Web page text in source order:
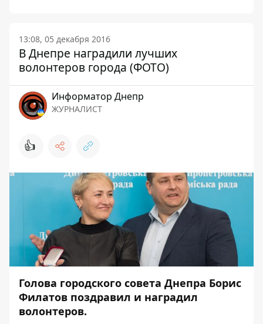
13:08, 05 декабря 2016
В Днепре наградили лучших
волонтеров города (ФОТО)
Информатор Днепр
ЖУРНАЛИСТ
👍
Голова городского совета Днепра Борис
Филатов поздравил и наградил
волонтеров.